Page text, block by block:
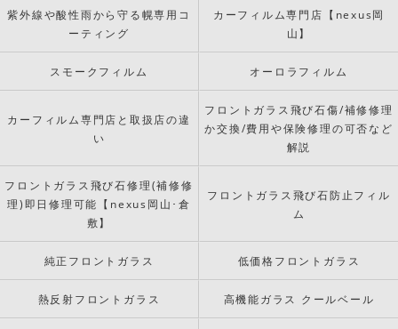
紫外線や酸性雨から守る幌専用コ
ーティング
カーフィルム専門店【nexus岡
山】
スモークフィルム オーロラフィルム
カーフィルム専門店と取扱店の違
い
フロントガラス飛び石傷/補修修理
か交換/費用や保険修理の可否など
解説
フロントガラス飛び石修理(補修修
理)即日修理可能【nexus岡山･倉
敷】
フロントガラス飛び石防止フィル
ム
純正フロントガラス 低価格フロントガラス
熱反射フロントガラス 高機能ガラス クールベール